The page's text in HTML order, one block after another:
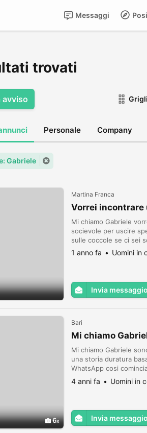
Messaggi
trovati
avviso
Personale Company
Gabriele
Martina Franca
Vorrei incontrare
Mi chiamo Gabriele
socievole per uscire
sulle coccole se ci sei
1 anno fa Uomini in
Invia messaggio
6
Bari
Mi chiamo
Mi chiamo Gabriele
una storia duratura
WhatsApp cosi
PROVINCIA, MATERA,
CISTERNINO. (
4 anni fa Uomini in
Invia messaggio